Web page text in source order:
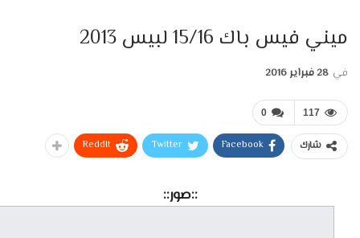
ميني فيس باك 15/16 لبيس 2013
في 28 فبراير 2016
0 117
شارك Facebook
Twitter
ReddIt
::صور::